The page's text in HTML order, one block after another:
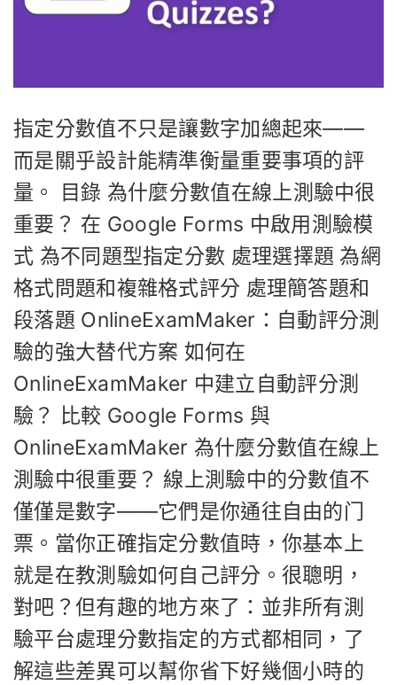
指定分數值不只是讓數字加總起來——
而是關乎設計能精準衡量重要事項的評
量。 目錄 為什麼分數值在線上測驗中很
重要？ 在 Google Forms 中啟用測驗模
式 為不同題型指定分數 處理選擇題 為網
格式問題和複雜格式評分 處理簡答題和
段落題 OnlineExamMaker：自動評分測
驗的強大替代方案 如何在
OnlineExamMaker 中建立自動評分測
驗？ 比較 Google Forms 與
OnlineExamMaker 為什麼分數值在線上
測驗中很重要？ 線上測驗中的分數值不
僅僅是數字——它們是你通往自由的门
票。當你正確指定分數值時，你基本上
就是在教測驗如何自己評分。很聰明，
對吧？但有趣的地方來了：並非所有測
驗平台處理分數指定的方式都相同，了
解這些差異可以幫你省下好幾個小時的